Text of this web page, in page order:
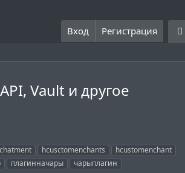
Вход Регистрация
Vault и другое
hcusctomenchants
hcustomenchant
плагинначары чарыплагин